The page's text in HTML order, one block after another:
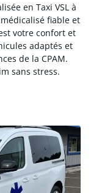
en Taxi VSL à
fiable et
votre confort et
adaptés et
de la CPAM.
sans stress.